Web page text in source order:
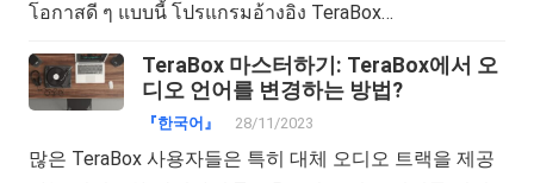
โอกาสดี ๆ แบบนี้ โปรแกรมอ้างอิง TeraBox…
TeraBox 마스터하기: TeraBox에서 오
디오 언어를 변경하는 방법?
『한국어』 28/11/2023
많은 TeraBox 사용자들은 특히 대체 오디오 트랙을 제공